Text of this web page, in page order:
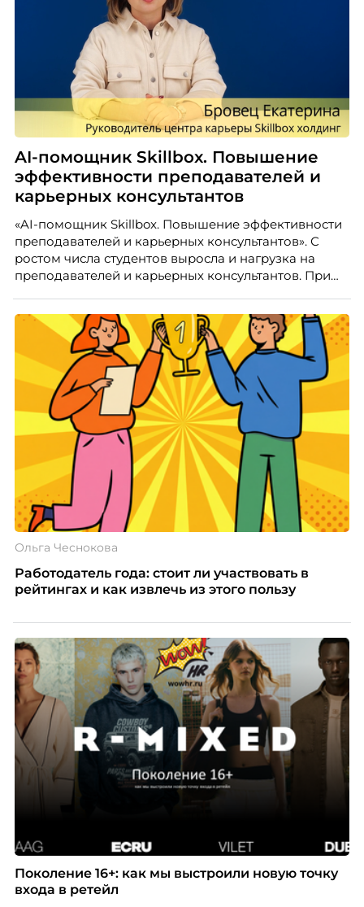
AI-помощник Skillbox. Повышение
эффективности преподавателей и
карьерных консультантов
«AI-помощник Skillbox. Повышение эффективности
преподавателей и карьерных консультантов». С
ростом числа студентов выросла и нагрузка на
преподавателей и карьерных консультантов. При
повысить эффективность сотрудников, ускорить
процессы, сохранить качество поддержки и
масштабироваться без роста команды. Так и
появился AI-помощник, встроенный в платформу
Skillbox.
Ольга Чеснокова
Работодатель года: стоит ли участвовать в
рейтингах и как извлечь из этого пользу
Поколение 16+: как мы выстроили новую точку
входа в ретейл